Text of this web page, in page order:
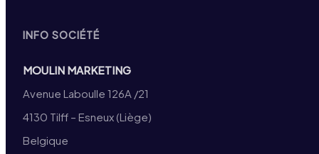
INFO SOCIÉTÉ
MOULIN MARKETING
Avenue Laboulle 126A /21
4130 Tilff – Esneux (Liège)
Belgique